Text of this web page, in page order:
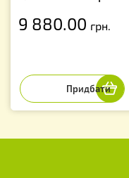
9 880.00 грн.